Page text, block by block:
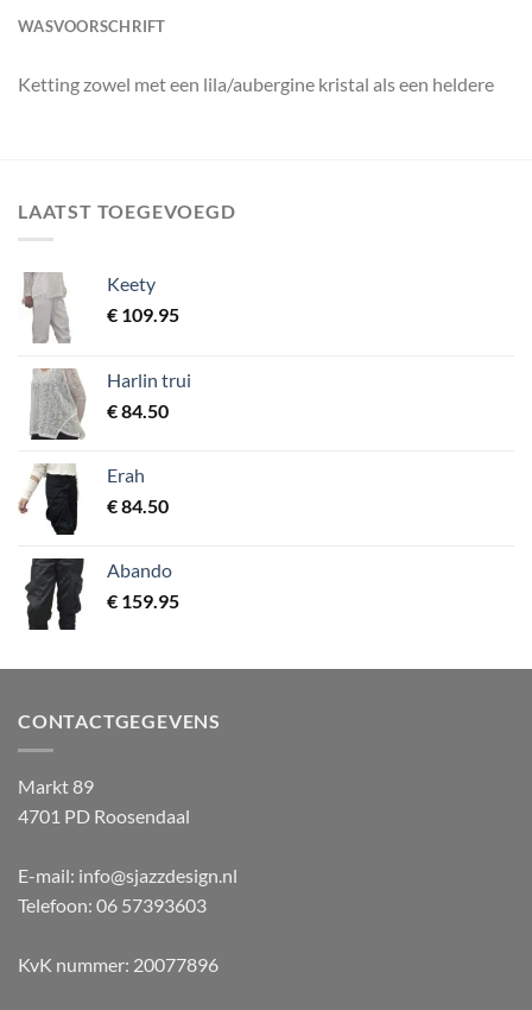
WASVOORSCHRIFT
Ketting zowel met een lila/aubergine kristal als een heldere
LAATST TOEGEVOEGD
Keety
€ 109.95
Harlin trui
€84.50
Erah
€84.50
Abando
€ 159.95
CONTACTGEGEVENS
Markt 89
4701 PD Roosendaal
E-mail: info@sjazzdesign.nl
Telefoon: 06 57393603
KvK nummer: 20077896